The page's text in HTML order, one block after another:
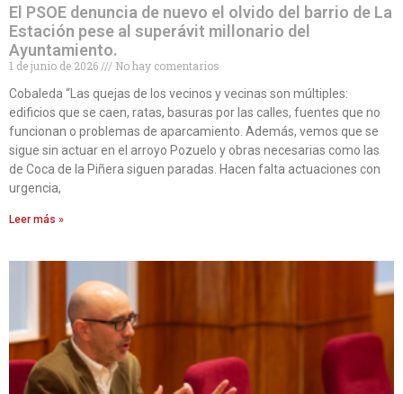
El PSOE denuncia de nuevo el olvido del barrio de La
Estación pese al superávit millonario del
Ayuntamiento.
1 de junio de 2026
No hay comentarios
Cobaleda “Las quejas de los vecinos y vecinas son múltiples:
edificios que se caen, ratas, basuras por las calles, fuentes que no
funcionan o problemas de aparcamiento. Además, vemos que se
sigue sin actuar en el arroyo Pozuelo y obras necesarias como las
de Coca de la Piñera siguen paradas. Hacen falta actuaciones con
urgencia,
Leer más »